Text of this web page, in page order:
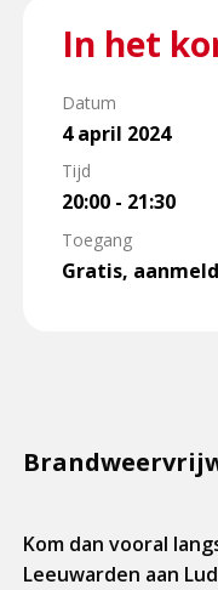
In het
Datum
4 april 2024
Tijd
20:00 - 21:30
Toegang
Gratis,
Kom dan vooral
Leeuwarden aan